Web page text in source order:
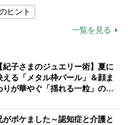
ヒント
ー
バル術
一覧を見る
紀子さまのジュエリー術】夏に
える「メタル枠パール」＆顔ま
りが華やぐ「揺れる一粒」の使
がボケました～認知症と介護と